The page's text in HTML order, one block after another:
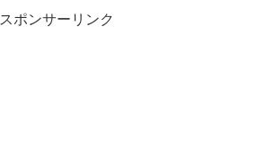
スポンサーリンク